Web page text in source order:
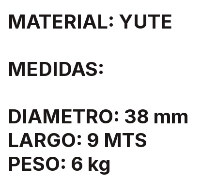
MATERIAL: YUTE
MEDIDAS:
DIAMETRO: 38 mm
LARGO: 9 MTS
PESO: 6 kg